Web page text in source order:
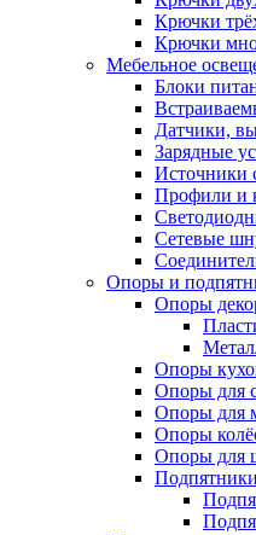
Крючки
Крючки
Мебельное
Блоки
Датчики,
Зарядные
Источники
Профили и
Сетевые
Опоры и
Опоры
Опоры
Опоры для
Опоры для
Опоры
Опоры для
Подпятники